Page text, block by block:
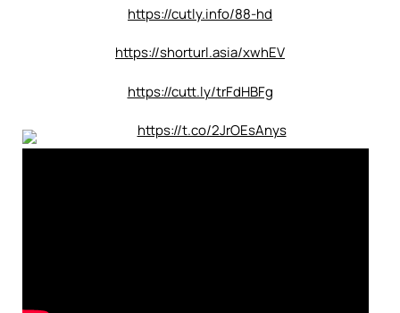
https://cutly.info/88-hd
https://shorturl.asia/xwhEV
https://cutt.ly/trFdHBFg
https://t.co/2JrOEsAnys